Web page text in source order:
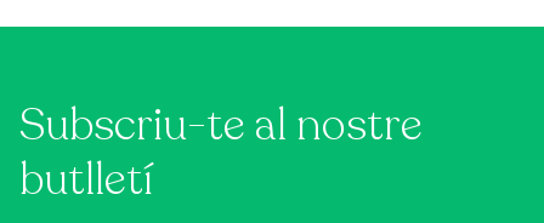
Subscriu-te al nostre
butlletí